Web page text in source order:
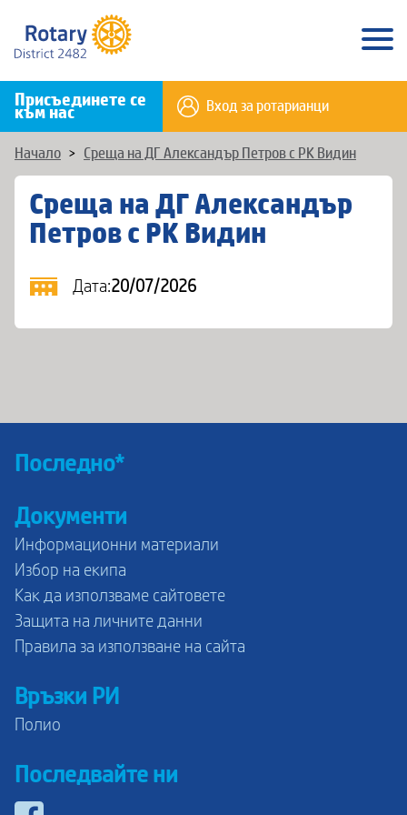
Присъединете се
към нас Вход за ротарианци
Начало > Среща на ДГ Александър Петров с РК Видин
Среща на ДГ Александър
Петров с РК Видин
Дата:20/07/2026
Последно*
Документи
Информационни материали
Избор на екипа
Как да използваме сайтовете
Защита на личните данни
Правила за използване на сайта
Връзки РИ
Полио
Последвайте ни